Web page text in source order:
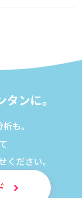
ンに。
も。
ください。